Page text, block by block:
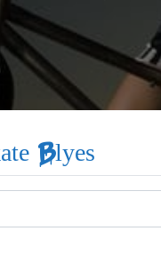
Blyes